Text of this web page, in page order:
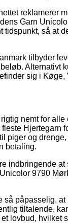
reklamerer
Garn
tidspunkt, så at
tilbyder
Alternativt
sig i Køge,
nemt for
Hjertegarn
piger og
betaling.
indbringende at
9790
så påpasselig,
tiltalende,
lovbud, hvilket